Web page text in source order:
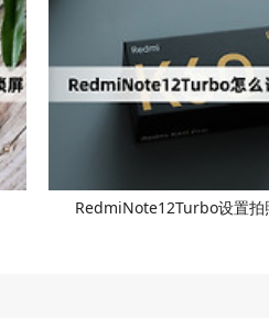
RedmiNote12Turbo设置拍